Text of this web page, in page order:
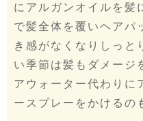
にアルガンオイルを髪
で髪全体を覆いヘアパ
き感がなくなりしっと
い季節は髪もダメージ
アウォーター代わりに
ースプレーをかけるの